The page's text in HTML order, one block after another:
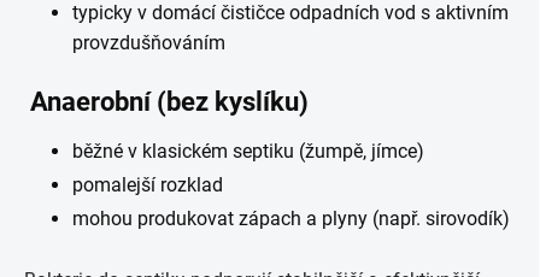
typicky v domácí čističce odpadních vod s aktivním
provzdušňováním
Anaerobní (bez kyslíku)
běžné v klasickém septiku (žumpě, jímce)
pomalejší rozklad
mohou produkovat zápach a plyny (např. sirovodík)